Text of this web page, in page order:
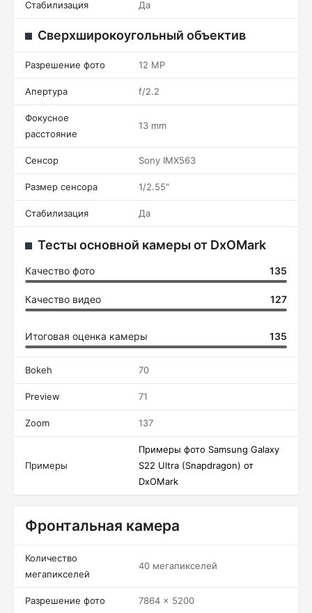
Стабилизация Да
Сверхширокоугольный объектив
Разрешение фото 12 MP
Апертура f/2.2
Фокусное
расстояние
13 mm
Сенсор Sony IMX563
Размер сенсора 1/2.55"
Стабилизация Да
Тесты основной камеры от DxOMark
Качество фото 135
Качество видео 127
Итоговая оценка камеры 135
Bokeh 70
Preview 71
Zoom 137
Примеры
Примеры фото Samsung Galaxy
S22 Ultra (Snapdragon) от
DxOMark
Фронтальная камера
Количество
мегапикселей
40 мегапикселей
Разрешение фото 7864 x 5200